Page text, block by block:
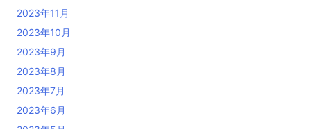
2023年11月
2023年10月
2023年9月
2023年8月
2023年7月
2023年6月